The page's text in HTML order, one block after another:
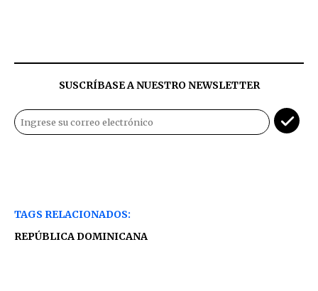
SUSCRÍBASE A NUESTRO NEWSLETTER
TAGS RELACIONADOS:
REPÚBLICA DOMINICANA